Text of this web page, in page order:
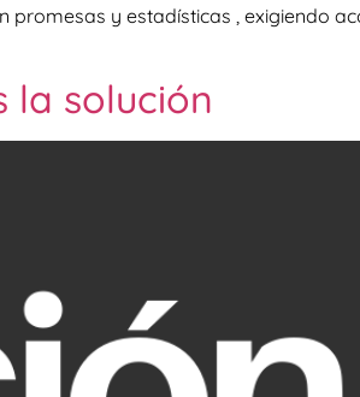
y estadísticas , exigiendo
la solución